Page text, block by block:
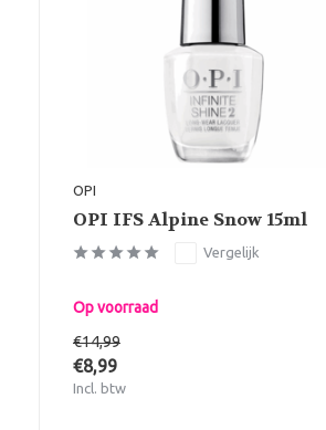
OPI
OPI IFS Alpine Snow 15ml
Vergelijk
Op voorraad
€14,99
€8,99
Incl. btw